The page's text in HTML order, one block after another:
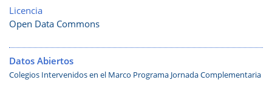
Licencia
Open Data Commons
Datos Abiertos
Colegios Intervenidos en el Marco Programa Jornada Complementaria